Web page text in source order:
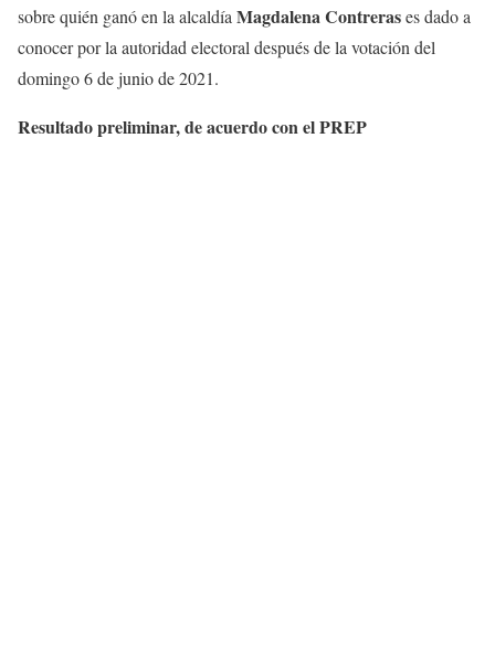
sobre quién ganó en la alcaldía Magdalena Contrerases dado a
conocer por la autoridad electoral después de la votación del
domingo 6 de junio de 2021.
Resultado preliminar, de acuerdo con el PREP